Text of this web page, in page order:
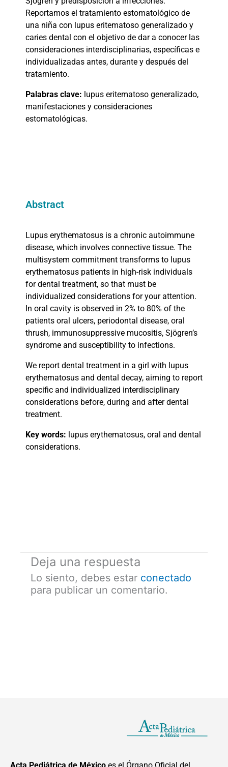
Reportamos el tratamiento estomatológico de
una niña con lupus eritematoso generalizado y
caries dental con el objetivo de dar a conocer las
consideraciones interdisciplinarias, específicas e
individualizadas antes, durante y después del
tratamiento.
Palabras clave: lupus eritematoso generalizado,
manifestaciones y consideraciones
estomatológicas.
Abstract
Lupus erythematosus is a chronic autoimmune
disease, which involves connective tissue. The
multisystem commitment transforms to lupus
erythematosus patients in high-risk individuals
for dental treatment, so that must be
individualized considerations for your attention.
In oral cavity is observed in 2% to 80% of the
patients oral ulcers, periodontal disease, oral
thrush, immunosuppressive mucositis, Sjögren’s
syndrome and susceptibility to infections.
We report dental treatment in a girl with lupus
erythematosus and dental decay, aiming to report
specific and individualized interdisciplinary
considerations before, during and after dental
treatment.
Key words: lupus erythematosus, oral and dental
considerations.
Deja una respuesta
Lo siento, debes estar conectado
para publicar un comentario.